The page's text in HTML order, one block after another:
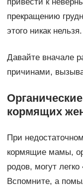
привести к
прекращению
этого никак нельзя.
Давайте вначале
причинами,
кормящих
При
кормящие мамы,
родов, могут
Вспомните, а